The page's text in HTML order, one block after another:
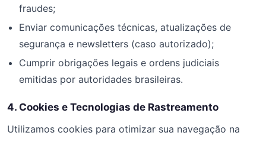
fraudes;
Enviar comunicações técnicas, atualizações de
segurança e newsletters (caso autorizado);
Cumprir obrigações legais e ordens judiciais
emitidas por autoridades brasileiras.
4. Cookies e Tecnologias de Rastreamento
Utilizamos cookies para otimizar sua navegação na